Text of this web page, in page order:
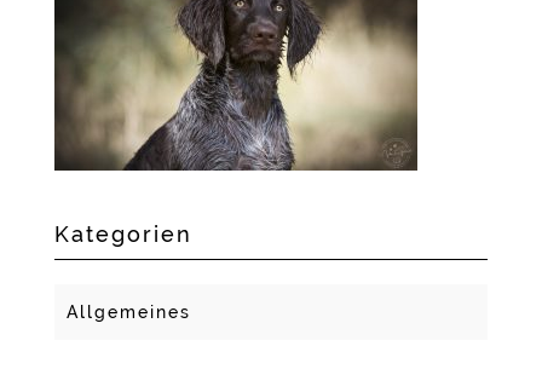
Kategorien
Allgemeines